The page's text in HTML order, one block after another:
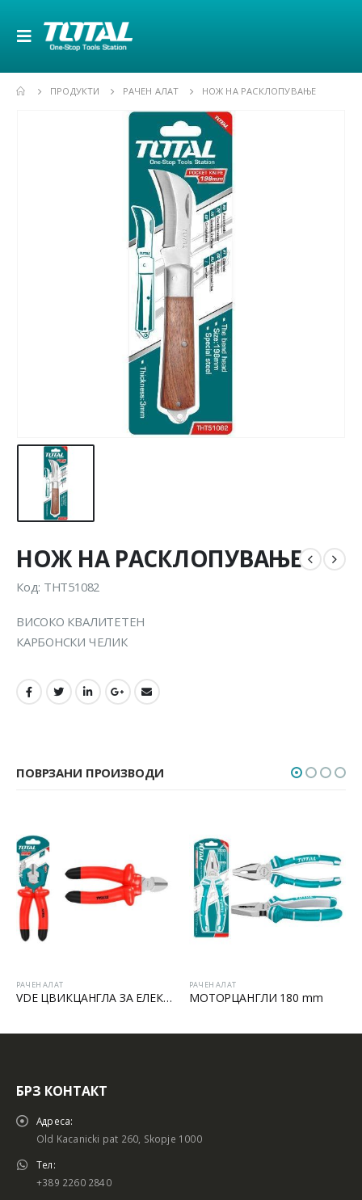
ПРОДУКТИ РАЧЕН АЛАТ НОЖ НА РАСКЛОПУВАЊЕ
НОЖ НА РАСКЛОПУВАЊЕ
Код: THT51082
ВИСОКО КВАЛИТЕТЕН
КАРБОНСКИ ЧЕЛИК
ПОВРЗАНИ ПРОИЗВОДИ
РАЧЕН АЛАТ
VDE ЦВИКЦАНГЛА ЗА ЕЛЕКТРИЧАРИ
РАЧЕН АЛАТ
МОТОРЦАНГЛИ 180 mm
БРЗ КОНТАКТ
Адреса:
Old Kacanicki pat 260, Skopje 1000
Тел:
+389 2260 2840